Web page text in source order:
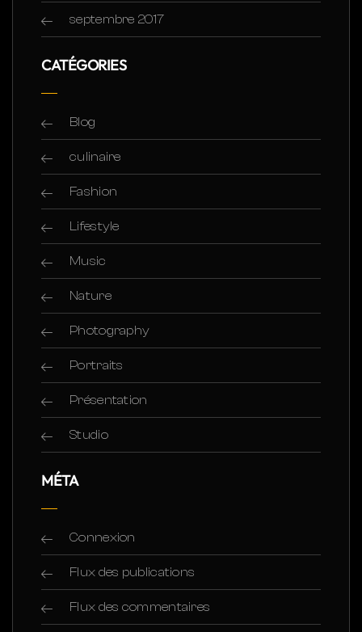
septembre 2017
CATÉGORIES
Blog
culinaire
Fashion
Lifestyle
Music
Nature
Photography
Portraits
Présentation
Studio
MÉTA
Connexion
Flux des publications
Flux des commentaires